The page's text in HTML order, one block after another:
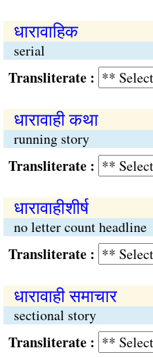
धारावाहिक
serial
:
धारावाही कथा
running story
:
धारावाहीशीर्ष
no letter count headline
:
धारावाही समाचार
sectional story
: